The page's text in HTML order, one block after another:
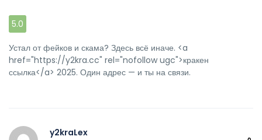
5.0
Устал от фейков и скама? Здесь всё иначе. <a
href="https://y2kra.cc" rel="nofollow ugc">кракен
ссылка</a> 2025. Один адрес — и ты на связи.
y2kraLex